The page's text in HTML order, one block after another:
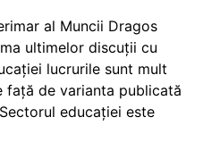
al Muncii Dragos
ultimelor discuții cu
lucrurile sunt mult
față de varianta publicată
educației este